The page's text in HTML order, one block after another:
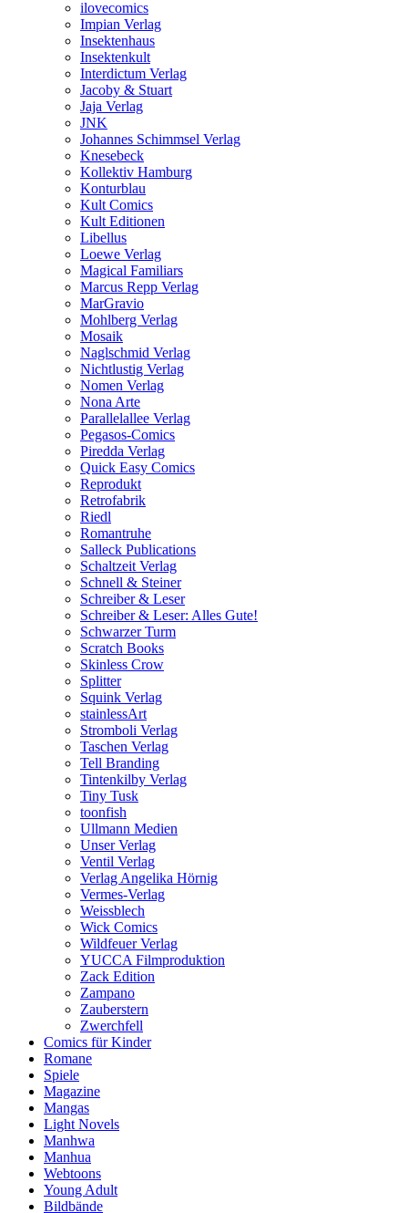
ilovecomics
Impian Verlag
Insektenhaus
Insektenkult
Interdictum Verlag
Jacoby & Stuart
Jaja Verlag
JNK
Johannes Schimmsel Verlag
Knesebeck
Kollektiv Hamburg
Konturblau
Kult Comics
Kult Editionen
Libellus
Loewe Verlag
Magical Familiars
Marcus Repp Verlag
MarGravio
Mohlberg Verlag
Mosaik
Naglschmid Verlag
Nichtlustig Verlag
Nomen Verlag
Nona Arte
Parallelallee Verlag
Pegasos-Comics
Piredda Verlag
Quick Easy Comics
Reprodukt
Retrofabrik
Riedl
Romantruhe
Salleck Publications
Schaltzeit Verlag
Schnell & Steiner
Schreiber & Leser
Schreiber & Leser: Alles Gute!
Schwarzer Turm
Scratch Books
Skinless Crow
Splitter
Squink Verlag
stainlessArt
Stromboli Verlag
Taschen Verlag
Tell Branding
Tintenkilby Verlag
Tiny Tusk
toonfish
Ullmann Medien
Unser Verlag
Ventil Verlag
Verlag Angelika Hörnig
Vermes-Verlag
Weissblech
Wick Comics
Wildfeuer Verlag
YUCCA Filmproduktion
Zack Edition
Zampano
Zauberstern
Zwerchfell
Comics für Kinder
Romane
Spiele
Magazine
Mangas
Light Novels
Manhwa
Manhua
Webtoons
Young Adult
Bildbände